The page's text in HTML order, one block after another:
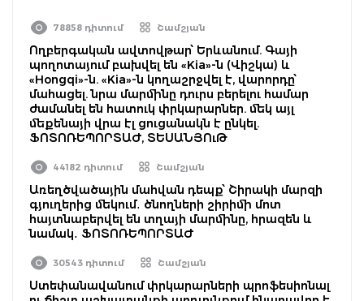
78858 դիտում Շամշյան
Ողբերգական ավտովթար՝ Երևանում. Գայի
պողոտայում բախվել են «Kia»-ն (Վիշկա) և
«Hongqi»-ն. «Kia»-ն կողաշրջվել է, վարորդը՝
մահացել. նրա մարմինը դուրս բերելու համար
ժամանել են հատուկ փրկարարներ. մեկ այլ
մեքենայի վրա էլ ցուցանակն է ընկել.
ՖՈՏՈՌԵՊՈՐՏԱԺ, ՏԵՍԱՆՅՈւԹ
44182 դիտում Շամշյան
Առեղծվածային մահվան դեպք՝ Շիրակի մարզի
գյուղերից մեկում․ ծնողների շիրիմի մոտ
հայտնաբերվել են տղայի մարմինը, հրազեն և
նամակ․ ՖՈՏՈՌԵՊՈՐՏԱԺ
30543 դիտում Շամշյան
Ստեփանավանում փրկարարների պրոֆեսիոնալ